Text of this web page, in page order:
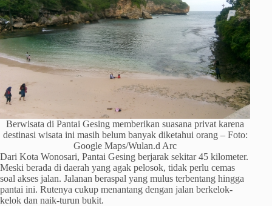
Berwisata di Pantai Gesing memberikan suasana privat karena
destinasi wisata ini masih belum banyak diketahui orang – Foto:
Google Maps/Wulan.d Arc
Dari Kota Wonosari, Pantai Gesing berjarak sekitar 45 kilometer.
Meski berada di daerah yang agak pelosok, tidak perlu cemas
soal akses jalan. Jalanan beraspal yang mulus terbentang hingga
pantai ini. Rutenya cukup menantang dengan jalan berkelok-
kelok dan naik-turun bukit.